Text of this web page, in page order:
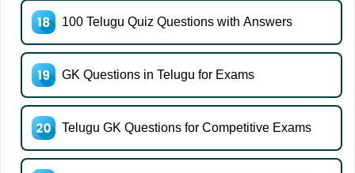
100 Telugu Quiz Questions with Answers
GK Questions in Telugu for Exams
Telugu GK Questions for Competitive Exams